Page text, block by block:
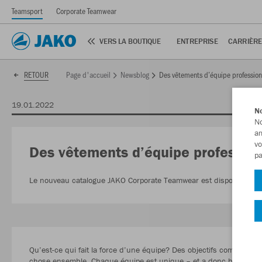
Teamsport Corporate Teamwear
VERS LA BOUTIQUE ENTREPRISE CARRIÈRE
RETOUR Page d'accueil Newsblog Des vêtements d’équipe
19.01.2022
Des vêtements d’équipe
Le nouveau catalogue JAKO Corporate Teamwear est disponible
Qu’est-ce qui fait la force d’une équipe? Des objectifs